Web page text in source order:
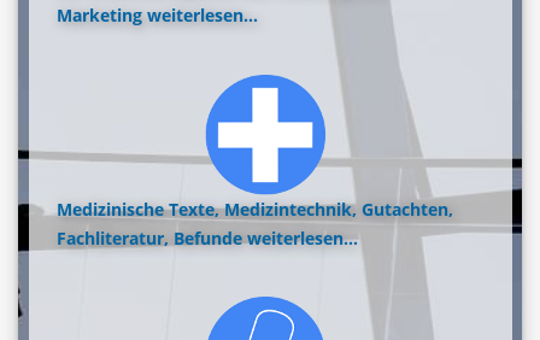
Marketing weiterlesen...
Medizinische Texte, Medizintechnik, Gutachten,
Fachliteratur, Befunde weiterlesen...